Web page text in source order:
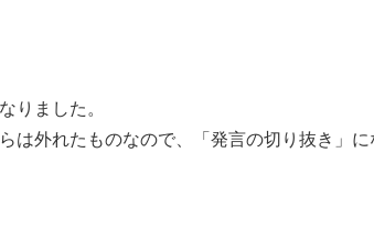
りました。
は外れたものなので、「発言の切り抜き」に